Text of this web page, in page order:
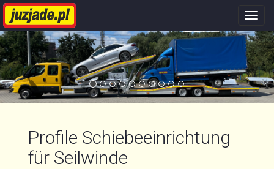
Profile Schiebeeinrichtung
für Seilwinde